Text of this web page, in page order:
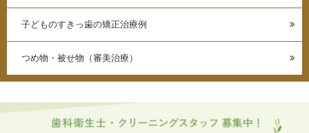
子どものすきっ歯の矯正治療例
つめ物・被せ物（審美治療）